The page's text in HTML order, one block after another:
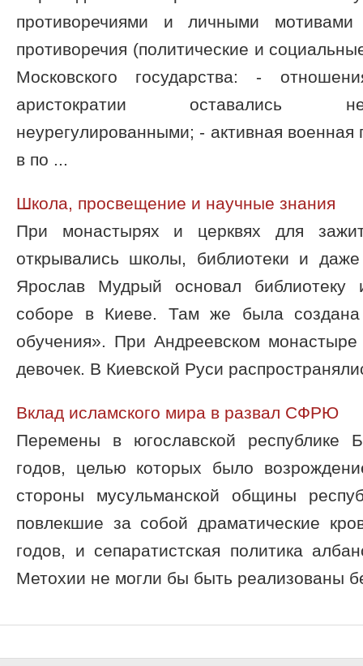
противоречиями и личными
противоречия (политические и
Московского государства: -
аристократии оставались
неурегулированными; - активная военная
в по ...
Школа, просвещение и научные знания
При монастырях и церквях для
открывались школы, библиотеки и
Ярослав Мудрый основал
соборе в Киеве. Там же была
обучения». При Андреевском
девочек. В Киевской Руси
Вклад исламского мира в развал СФРЮ
Перемены в югославской республике
годов, целью которых было
стороны мусульманской общины
повлекшие за собой драматические
годов, и сепаратистская политика
Метохии не могли бы быть реализованы